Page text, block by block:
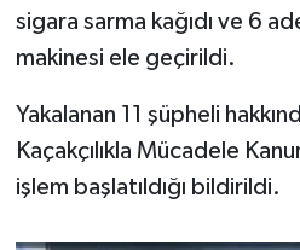
sigara sarma kağıdı ve 6
makinesi ele geçirildi.
Yakalanan 11 şüpheli
Kaçakçılıkla Mücadele
işlem başlatıldığı bildirildi.